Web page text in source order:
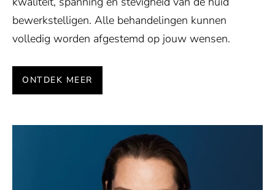
bewerkstelligen. Alle behandelingen kunnen
volledig worden afgestemd op jouw wensen.
ONTDEK MEER